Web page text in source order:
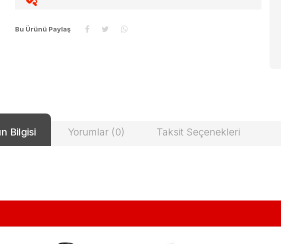
Bu Ürünü Paylaş
Bilgisi Yorumlar (0) Taksit Seçenekleri